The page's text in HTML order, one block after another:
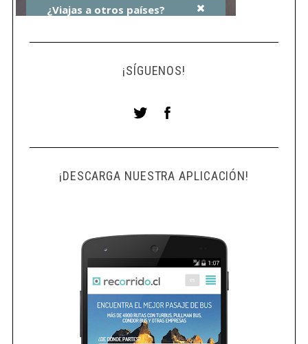
¡SÍGUENOS!
¡DESCARGA NUESTRA APLICACIÓN!